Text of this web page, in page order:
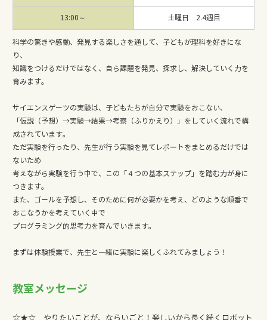
13:00～ 土曜日 2.4週目
科学の驚きや感動、発見する楽しさを通して、子どもが理科を好きにな
り、
知識をつけるだけではなく、自ら課題を発見、探求し、解決していく力を
育みます。
サイエンスゲーツの実験は、子どもたちが自分で実験をおこない、
「仮説（予想）→実験→結果→考察（ふりかえり）」をしていく流れで構
成されています。
ただ実験を行ったり、先生が行う実験を見てレポートをまとめるだけでは
ないため
考えながら実験を行う中で、この「４つの基本ステップ」を踏む力が身に
つきます。
また、ゴールを予想し、そのために何が必要かを考え、どのような順番で
おこなうかを考えていく中で
プログラミング的思考力を育んでいきます。
まずは体験授業で、先生と一緒に実験に楽しくふれてみましょう！
教室メッセージ